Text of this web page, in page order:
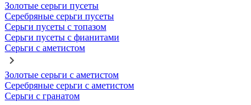
Золотые серьги пусеты
Серебряные серьги пусеты
Серьги пусеты с топазом
Серьги пусеты с фианитами
Серьги с аметистом
Золотые серьги с аметистом
Серебряные серьги с аметистом
Серьги с гранатом